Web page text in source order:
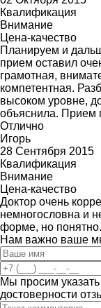
Квалификация
Внимание
Цена-качество
Планируем и
прием оставил
грамотная,
компетентная.
высоком уровне,
объяснила. Прием
Отлично
Игорь
28 Сентября 2015
Квалификация
Внимание
Цена-качество
Доктор очень
немногословна и
форме, но понятно.
Нам важно ваше
Мы просим
достоверности